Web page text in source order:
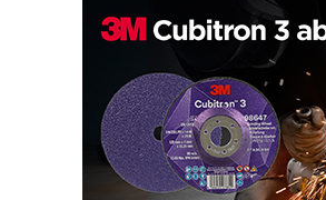
Potpuna efikasnost bez
sistema
Trajna oznaka kao
Bezbednost na prvom
IB BLUMENAUER - više
poverenja u industriji